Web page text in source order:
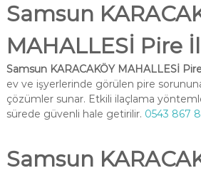
Samsun
MAHALLESİ Pire
Samsun KARACAKÖY MAHALLESİ
ev ve işyerlerinde görülen pire
çözümler sunar. Etkili ilaçlama
sürede güvenli hale getirilir. 0543 867
Samsun